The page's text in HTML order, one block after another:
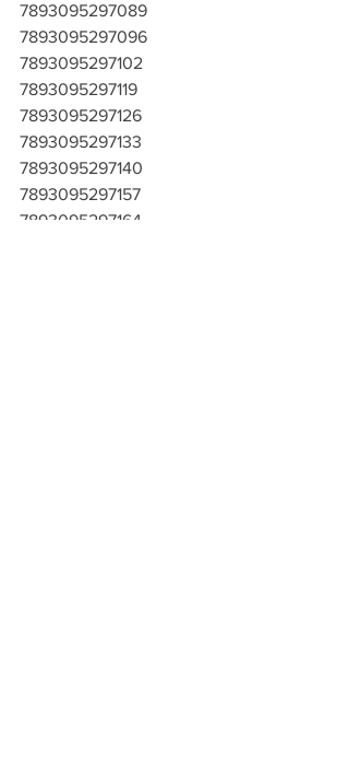
7893095297089
7893095297096
7893095297102
7893095297119
7893095297126
7893095297133
7893095297140
7893095297157
7893095297164